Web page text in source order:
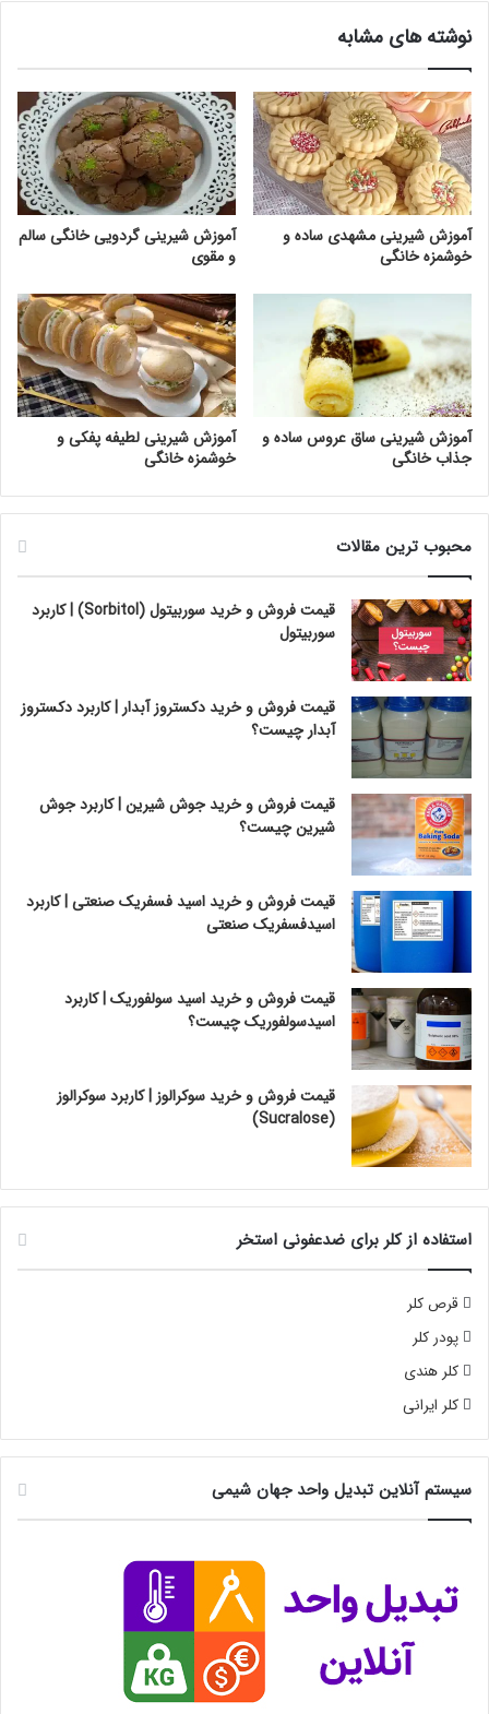
نوشته های مشابه
آموزش شیرینی مشهدی ساده و
خوشمزه خانگی
آموزش شیرینی گردویی خانگی سالم
و مقوی
آموزش شیرینی ساق عروس ساده و
جذاب خانگی
آموزش شیرینی لطیفه پفکی و
خوشمزه خانگی
محبوب ترین مقالات
قیمت فروش و خرید سوربیتول (Sorbitol) | کاربرد
سوربیتول
قیمت فروش و خرید دکستروز آبدار | کاربرد دکستروز
آبدار چیست؟
قیمت فروش و خرید جوش شیرین | کاربرد جوش
شیرین چیست؟
قیمت فروش و خرید اسید فسفریک صنعتی | کاربرد
اسیدفسفریک صنعتی
قیمت فروش و خرید اسید سولفوریک | کاربرد
اسیدسولفوریک چیست؟
قیمت فروش و خرید سوکرالوز | کاربرد سوکرالوز
(Sucralose)
استفاده از کلر برای ضدعفونی استخر
قرص کلر
پودر کلر
کلر هندی
کلر ایرانی
سیستم آنلاین تبدیل واحد جهان شیمی